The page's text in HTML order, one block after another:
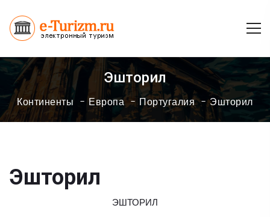
Эшторил
Континенты Европа Португалия Эшторил
Эшторил
ЭШТОРИЛ